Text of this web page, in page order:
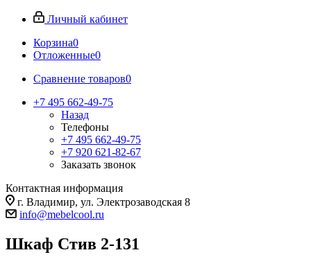
Личный кабинет
Корзина0
Отложенные0
Сравнение товаров0
+7 495 662-49-75
Назад
Телефоны
+7 495 662-49-75
+7 920 621-82-67
Заказать звонок
Контактная информация
г. Владимир, ул. Электрозаводская 8
info@mebelcool.ru
Шкаф Стив 2-131